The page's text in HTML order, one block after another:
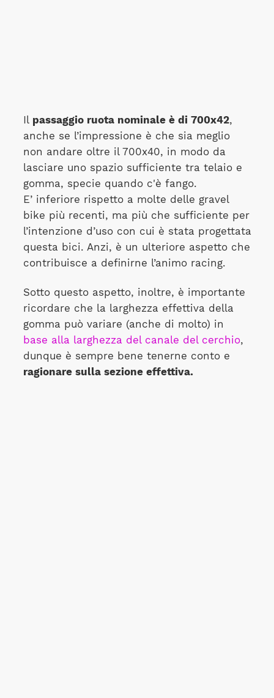
Il passaggio ruota nominale è di 700x42,
anche se l’impressione è che sia meglio
non andare oltre il 700x40, in modo da
lasciare uno spazio sufficiente tra telaio e
gomma, specie quando c'è fango.
E’ inferiore rispetto a molte delle gravel
bike più recenti, ma più che sufficiente per
l’intenzione d’uso con cui è stata progettata
questa bici. Anzi, è un ulteriore aspetto che
contribuisce a definirne l’animo racing.
Sotto questo aspetto, inoltre, è importante
ricordare che la larghezza effettiva della
gomma può variare (anche di molto) in
base alla larghezza del canale del cerchio,
dunque è sempre bene tenerne conto e
ragionare sulla sezione effettiva.